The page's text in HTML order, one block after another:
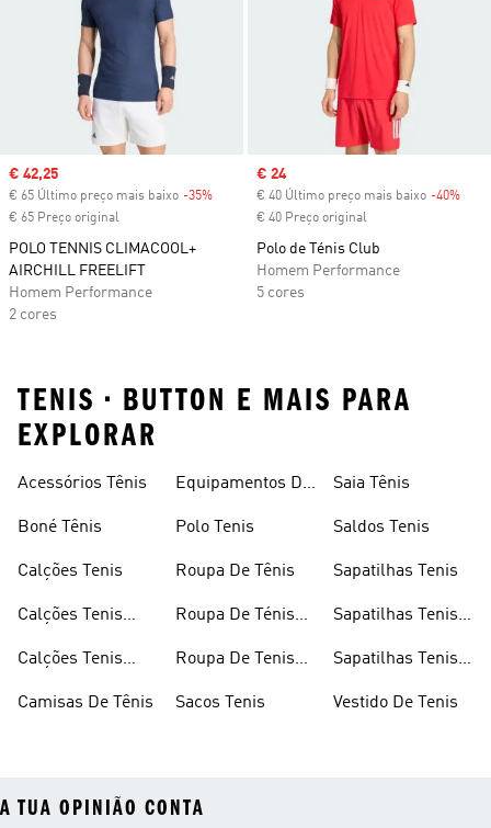
Sale price
€ 42,25
€ 65 Último preço mais baixo -35% Discount
€ 65 Preço original
POLO TENNIS CLIMACOOL+
AIRCHILL FREELIFT
Homem Performance
2 cores
Sale price
€ 24
€ 40 Último preço mais baixo -40%
€ 40 Preço original
Polo de Ténis Club
Homem Performance
5 cores
TENIS • BUTTON E MAIS PARA
EXPLORAR
Acessórios Tênis
Boné Tênis
Calções Tenis
Calções Tenis
Calções Tenis
Camisas De Tênis
Equipamentos De
Polo Tenis
Roupa De Tênis
Roupa De Ténis
Roupa De Tenis
Sacos Tenis
Saia Tênis
Saldos Tenis
Sapatilhas Tenis
Sapatilhas Tenis
Sapatilhas Tenis
Vestido De Tenis
A TUA OPINIÃO CONTA